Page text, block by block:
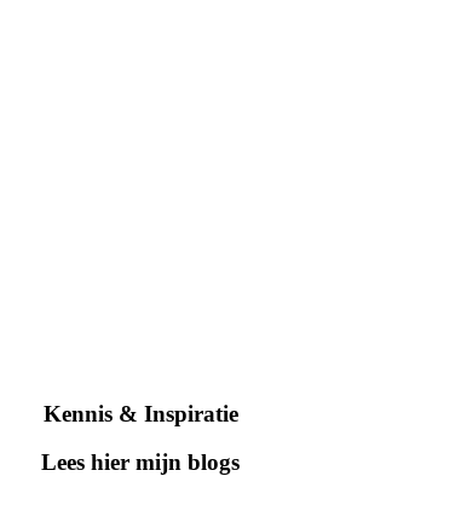
Kennis & Inspiratie
Lees hier mijn blogs